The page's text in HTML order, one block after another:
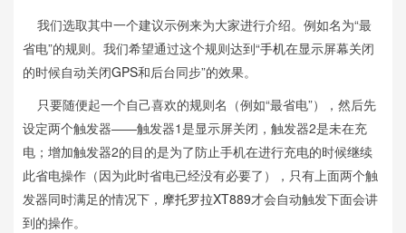
我们选取其中一个建议示例来为大家进行介绍。例如名为“最
省电”的规则。我们希望通过这个规则达到“手机在显示屏幕关闭
的时候自动关闭GPS和后台同步”的效果。
只要随便起一个自己喜欢的规则名（例如“最省电”），然后先
设定两个触发器——触发器1是显示屏关闭，触发器2是未在充
电；增加触发器2的目的是为了防止手机在进行充电的时候继续
此省电操作（因为此时省电已经没有必要了），只有上面两个触
发器同时满足的情况下， 摩托罗拉XT889才会自动触发下面会讲
到的操作。